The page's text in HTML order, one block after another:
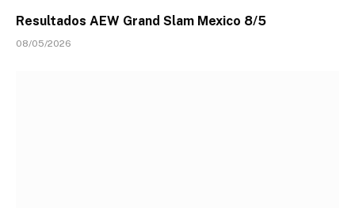
Resultados AEW Grand Slam Mexico 8/5
08/05/2026